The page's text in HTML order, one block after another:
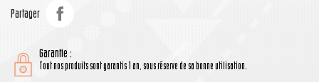
Partager
Garantie :
Tout nos produits sont garantis 1 an, sous réserve de sa bonne utilisation.